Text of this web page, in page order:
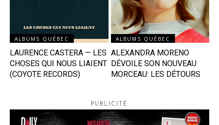
ALBUMS QUÉBEC
LAURENCE CASTERA — LES
CHOSES QUI NOUS LIAIENT
(COYOTE RECORDS)
ALBUMS QUÉBEC
ALEXANDRA MORENO
DÉVOILE SON NOUVEAU
MORCEAU: LES DÉTOURS
PUBLICITÉ